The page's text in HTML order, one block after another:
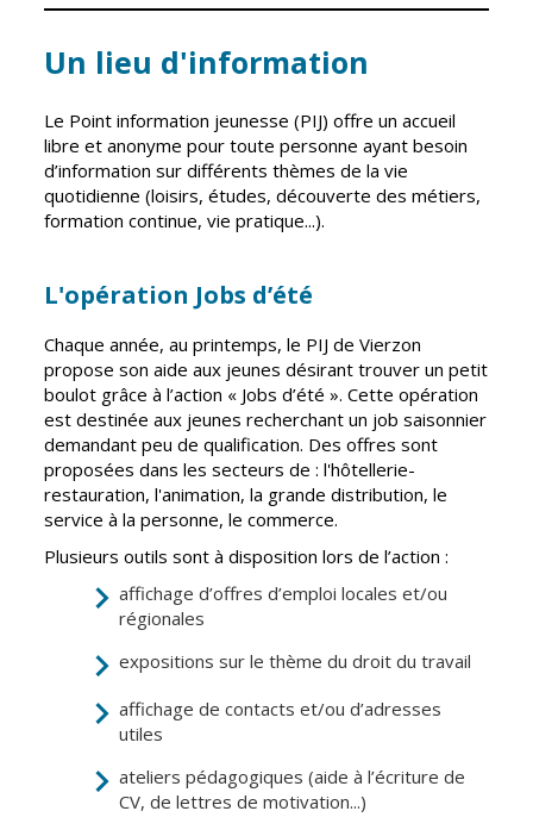
Marchés
publics
Cimetières
Titres
d'identité
État civil
Élections
Jumelages
Publication des
actes
administratifs
Journal
municipal
Actualités
Agenda
Fil de l'info
Scolarité
Établissements
scolaires
Accueil avant
et après classe
Réussite
scolaires 2026-
2027
Enfance
jeunesse
Centres de
loisirs
Espace jeunes
information
municipale
Santé et
solidarité
Culture et
Sport
Un lieu d'information
Le Point information jeunesse (PIJ) offre un accueil
libre et anonyme pour toute personne ayant besoin
d’information sur différents thèmes de la vie
quotidienne (loisirs, études, découverte des métiers,
formation continue, vie pratique...).
L'opération Jobs d’été
Chaque année, au printemps, le PIJ de Vierzon
propose son aide aux jeunes désirant trouver un petit
boulot grâce à l’action « Jobs d’été ». Cette opération
est destinée aux jeunes recherchant un job saisonnier
demandant peu de qualification. Des offres sont
proposées dans les secteurs de : l'hôtellerie-
restauration, l'animation, la grande distribution, le
service à la personne, le commerce.
Plusieurs outils sont à disposition lors de l’action :
affichage d’offres d’emploi locales et/ou
régionales
expositions sur le thème du droit du travail
affichage de contacts et/ou d’adresses
utiles
ateliers pédagogiques (aide à l’écriture de
CV, de lettres de motivation...)